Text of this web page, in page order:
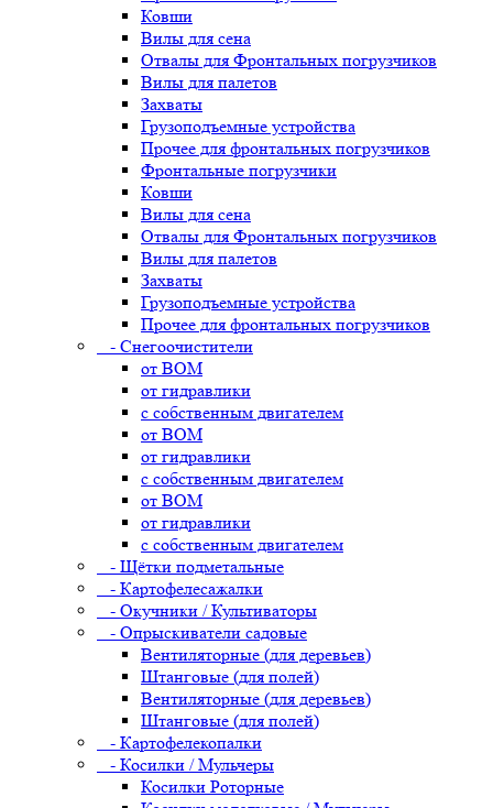
Ковши
Вилы для сена
Отвалы для Фронтальных погрузчиков
Вилы для палетов
Захваты
Грузоподъемные устройства
Прочее для фронтальных погрузчиков
Фронтальные погрузчики
Ковши
Вилы для сена
Отвалы для Фронтальных погрузчиков
Вилы для палетов
Захваты
Грузоподъемные устройства
Прочее для фронтальных погрузчиков
- Снегоочистители
от ВОМ
от гидравлики
с собственным двигателем
от ВОМ
от гидравлики
с собственным двигателем
от ВОМ
от гидравлики
с собственным двигателем
- Щётки подметальные
- Картофелесажалки
- Окучники / Культиваторы
- Опрыскиватели садовые
Вентиляторные (для деревьев)
Штанговые (для полей)
Вентиляторные (для деревьев)
Штанговые (для полей)
- Картофелекопалки
- Косилки / Мульчеры
Косилки Роторные